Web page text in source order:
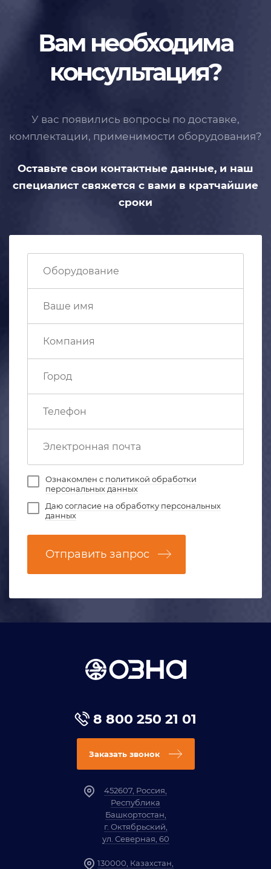
Вам необходима
консультация?
У вас появились вопросы по доставке,
комплектации, применимости оборудования?
Оставьте свои контактные данные, и наш
специалист свяжется с вами в кратчайшие
сроки
Ознакомлен с политикой обработки
персональных данных
Даюсогласие на обработку персональных
данных
Отправить запрос
8 800 250 21 01
Заказать звонок
452607, Россия,
Республика
Башкортостан,
г. Октябрьский,
ул. Северная, 60
130000, Казахстан,